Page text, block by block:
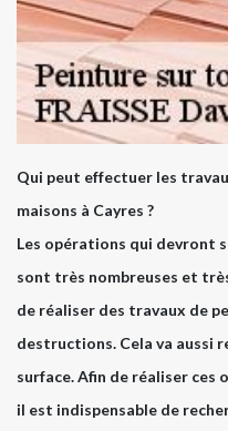
Qui peut effectuer les
maisons à Cayres ?
Les opérations qui devront
sont très nombreuses et
de réaliser des travaux de
destructions. Cela va aussi
surface. Afin de réaliser ces
il est indispensable de